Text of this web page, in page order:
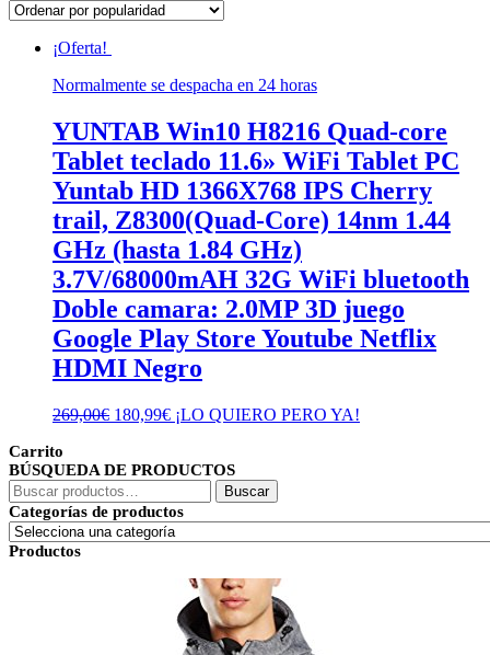
¡Oferta!
Normalmente se despacha en 24 horas
YUNTAB Win10 H8216 Quad-core
Tablet teclado 11.6» WiFi Tablet PC
Yuntab HD 1366X768 IPS Cherry
trail, Z8300(Quad-Core) 14nm 1.44
GHz (hasta 1.84 GHz)
3.7V/68000mAH 32G WiFi bluetooth
Doble camara: 2.0MP 3D juego
Google Play Store Youtube Netflix
HDMI Negro
269,00€ El
era:
269,00€.
180,99€El
es:
180,99€.
¡LO QUIERO PERO YA!
Carrito
BÚSQUEDA DE PRODUCTOS
Buscar
por:
Buscar
Categorías de productos
Productos